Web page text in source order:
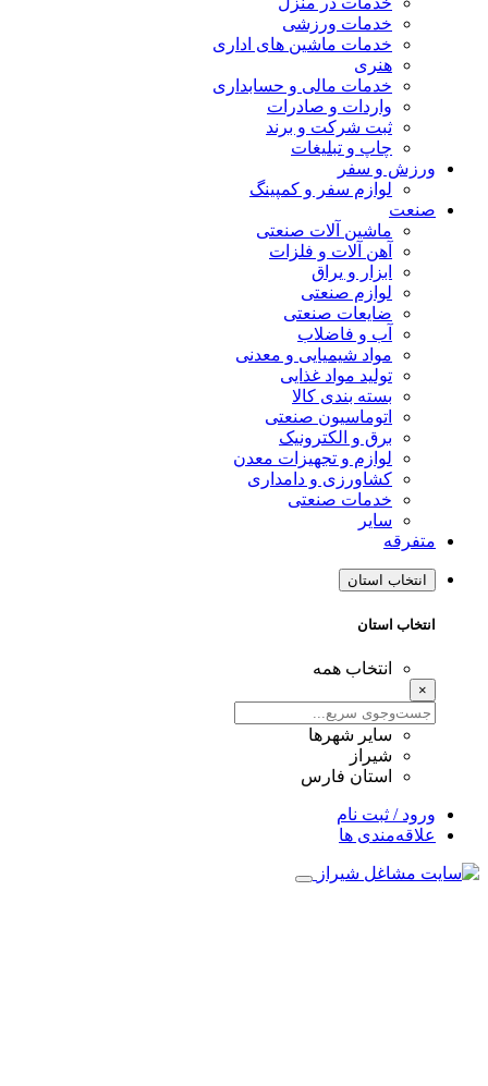
خدمات ورزشی
خدمات ماشین های اداری
هنری
خدمات مالی و حسابداری
واردات و صادرات
ثبت شرکت و برند
چاپ و تبلیغات
ورزش و سفر
لوازم سفر و کمپینگ
صنعت
ماشین آلات صنعتی
آهن آلات و فلزات
ابزار و یراق
لوازم صنعتی
ضایعات صنعتی
آب و فاضلاب
مواد شیمیایی و معدنی
تولید مواد غذایی
بسته بندی کالا
اتوماسیون صنعتی
برق و الکترونیک
لوازم و تجهیزات معدن
کشاورزی و دامداری
خدمات صنعتی
سایر
متفرقه
انتخاب استان
انتخاب استان
انتخاب همه
×
سایر شهرها
شیراز
استان فارس
ورود / ثبت نام
علاقه‌مندی ها